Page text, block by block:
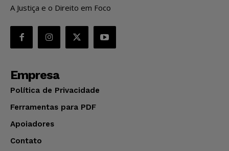
A Justiça e o Direito em Foco
Empresa
Política de Privacidade
Ferramentas para PDF
Apoiadores
Contato